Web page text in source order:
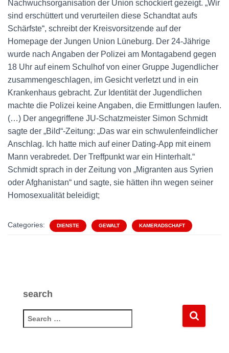
Nachwuchsorganisation der Union schockiert gezeigt. „Wir
sind erschüttert und verurteilen diese Schandtat aufs
Schärfste“, schreibt der Kreisvorsitzende auf der
Homepage der Jungen Union Lüneburg. Der 24-Jährige
wurde nach Angaben der Polizei am Montagabend gegen
18 Uhr auf einem Schulhof von einer Gruppe Jugendlicher
zusammengeschlagen, im Gesicht verletzt und in ein
Krankenhaus gebracht. Zur Identität der Jugendlichen
machte die Polizei keine Angaben, die Ermittlungen laufen.
(…) Der angegriffene JU-Schatzmeister Simon Schmidt
sagte der „Bild“-Zeitung: „Das war ein schwulenfeindlicher
Anschlag. Ich hatte mich auf einer Dating-App mit einem
Mann verabredet. Der Treffpunkt war ein Hinterhalt.“
Schmidt sprach in der Zeitung von „Migranten aus Syrien
oder Afghanistan“ und sagte, sie hätten ihn wegen seiner
Homosexualität beleidigt;
Categories: DIENSTE GEWALT KAMERADSCHAFT
search
e